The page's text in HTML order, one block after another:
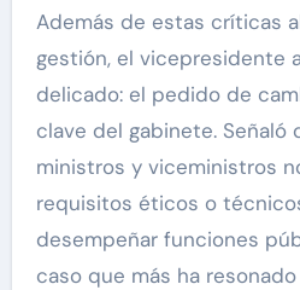
Además de estas críticas
gestión, el vicepresidente
delicado: el pedido de
clave del gabinete. Señaló
ministros y viceministros
requisitos éticos o
desempeñar funciones
caso que más ha